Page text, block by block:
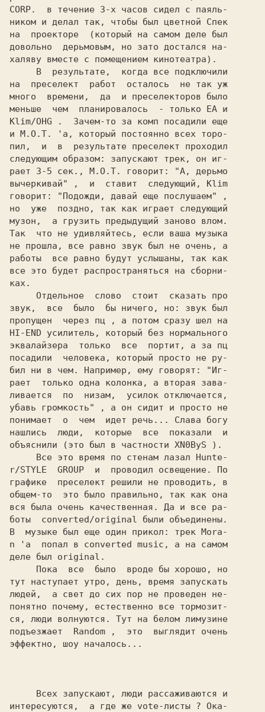
CORP. в течение 3-х часов сидел с паяль-
ником и делал так, чтобы был цветной
на  проекторе  (который на самом деле был
довольно  дерьмовым, но зато достался на-
халяву вместе с помещением кинотеатра).
на  преселект  работ  осталось  не так уж
много  времени,  да  и преселекторов было
меньше  чем  планировалось  - только ЕА
Klim/OHG
.  Зачем-то за комп посадили еще
и M.O.T.
'a, который постоянно всех торо-
пил,  и  в  результате преселект проходил
следующим образом: запускают трек, он иг-
рает 3-5 сек., M.O.T. говорит:
"А, дерьмо
вычеркивай"
,  и  ставит  следующий,
говорит:
"Подожди, давай еще послушаем"
,
но  уже  поздно, так как играет следующий
музон,  а грузить предыдущий заново влом.
Так  что не удивляйтесь, если ваша музыка
не прошла, все равно звук был не очень, а
работы  все равно будут услышаны, так как
все это будет распространяться на сборни-
ках.
звук,  все  было  бы ничего, но: звук был
пропущен  через пц
, а потом сразу шел на
HI-END усилитель, который без нормального
эквалайзера  только  все  портит, а за
посадили  человека, который просто не ру-
бил ни в чем. Например, ему говорят:
"Иг-
рает  только одна колонка, а вторая зава-
ливается  по  низам,  усилок отключается,
убавь громкость"
, а он сидит и просто не
понимает  о  чем  идет речь... Слава богу
нашлись  люди,  которые  все  показали  и
объяснили (это был в частности XN0ByS
).
     Все это время по стенам лазал
Hunte-
r/STYLE  GROUP и  проводил освещение. По
графике  преселект решили не проводить, в
общем-то  это было правильно, так как она
вся была очень качественная. Да и все ра-
боты  converted/original были объединены.
В  музыке был еще один прикол: трек Mora-
n
'a  попал в converted music, a на самом
деле был original.
тут наступает утро, день, время запускать
людей,  а свет до сих пор не проведен не-
понятно почему, естественно все тормозит-
ся, люди волнуются. Тут на белом лимузине
подъезжает Random
,  это  выглядит очень
эффектно, шоу началось...
интересуются,  а где же vote-листы ? Ока-